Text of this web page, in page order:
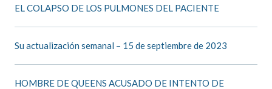
EL COLAPSO DE LOS PULMONES DEL PACIENTE
Su actualización semanal – 15 de septiembre de 2023
HOMBRE DE QUEENS ACUSADO DE INTENTO DE